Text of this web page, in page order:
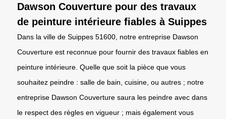
Dawson Couverture pour des travaux
de peinture intérieure fiables à Suippes
Dans la ville de Suippes 51600, notre entreprise Dawson
Couverture est reconnue pour fournir des travaux fiables en
peinture intérieure. Quelle que soit la pièce que vous
souhaitez peindre : salle de bain, cuisine, ou autres ; notre
entreprise Dawson Couverture saura les peindre avec dans
le respect des règles en vigueur ; mais également vous